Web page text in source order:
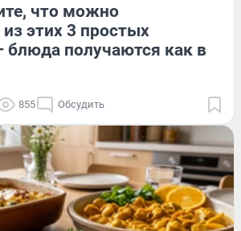
что можно
этих 3 простых
блюда получаются как в
855 Обсудить